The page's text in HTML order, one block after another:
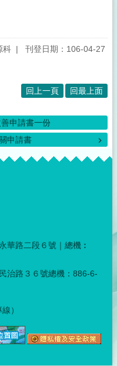
科
刊登日期：106-04-27
回上一頁 回最上面
申請書一份
申請書
華路二段６號｜總機︰
治路３６號總機：886-6-
）